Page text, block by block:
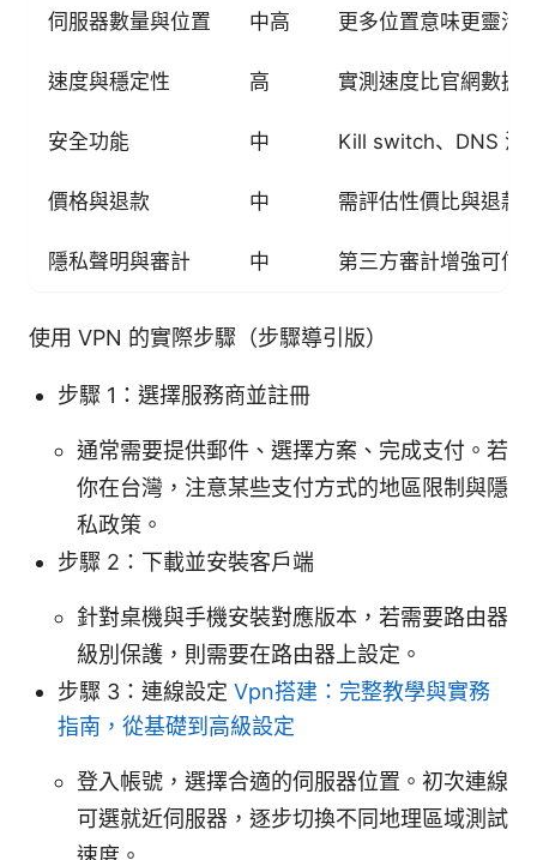
伺服器數量與位置 中高 更多位置意味更靈活
速度與穩定性 高 實測速度比官網數據
安全功能 中 Kill switch、DNS 泄
價格與退款 中 需評估性價比與退款
隱私聲明與審計 中 第三方審計增強可信
使用 VPN 的實際步驟（步驟導引版）
步驟 1：選擇服務商並註冊
通常需要提供郵件、選擇方案、完成支付。若
你在台灣，注意某些支付方式的地區限制與隱
私政策。
步驟 2：下載並安裝客戶端
針對桌機與手機安裝對應版本，若需要路由器
級別保護，則需要在路由器上設定。
步驟 3：連線設定 Vpn搭建：完整教學與實務
指南，從基礎到高級設定
登入帳號，選擇合適的伺服器位置。初次連線
可選就近伺服器，逐步切換不同地理區域測試